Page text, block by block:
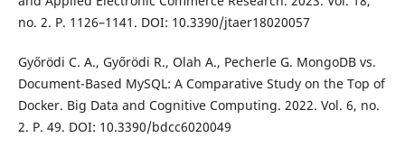
no. 2. P. 1126–1141. DOI: 10.3390/jtaer18020057
Győrödi C. A., Győrödi R., Olah A., Pecherle G. MongoDB vs.
Document-Based MySQL: A Comparative Study on the Top of
Docker. Big Data and Cognitive Computing. 2022. Vol. 6, no.
2. P. 49. DOI: 10.3390/bdcc6020049